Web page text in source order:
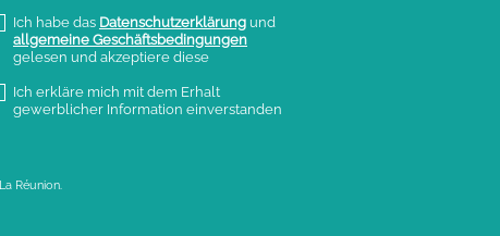
Ich habe das Datenschutzerklärungund
allgemeine Geschäftsbedingungen
gelesen und akzeptiere diese
Ich erkläre mich mit dem Erhalt
gewerblicher Information einverstanden
Réunion.